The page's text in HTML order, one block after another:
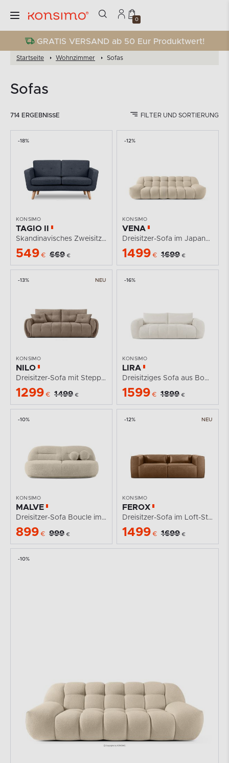
0
GRATIS VERSAND ab 50 Eur Produktwert!
Startseite Wohnzimmer Sofas
Sofas
714 ERGEBNISSE FILTER UND SORTIERUNG
-18%
KONSIMO
TAGIO II
Skandinavisches Zweisitzer-Sofa aus Gewebestoff in...
549 € 669 €
-12%
KONSIMO
VENA
Dreisitzer-Sofa im Japandi-Stil hellbeige
1499 € 1699 €
NEU
-13%
KONSIMO
NILO
Dreisitzer-Sofa mit Steppung aus Gewebestoff in...
1299 € 1499 €
-16%
KONSIMO
LIRA
Dreisitziges Sofa aus Bouclé-Stoff in Weiß
1599 € 1899 €
-10%
KONSIMO
MALVE
Dreisitzer-Sofa Boucle im Japandi-Stil hellbeige
899 € 999 €
NEU
-12%
KONSIMO
FEROX
Dreisitzer-Sofa im Loft-Stil Kunstleder braun
1499 € 1699 €
-10%